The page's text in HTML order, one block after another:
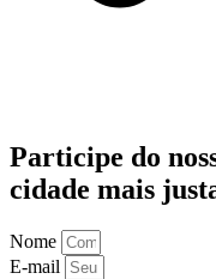
Participe do
cidade mais
Nome
E-mail